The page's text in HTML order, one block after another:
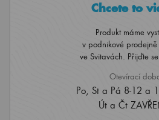
Chcete to
Produkt máme
v podnikové prodejně
ve Svitavách. Přijďte se
Otevírací
Po, St a Pá 8-12 a
Út a Čt